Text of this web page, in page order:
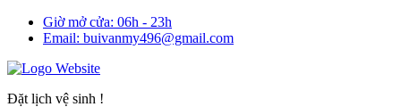
Giờ mở cửa: 06h - 23h
Email: buivanmy496@gmail.com
Đặt lịch vệ sinh !